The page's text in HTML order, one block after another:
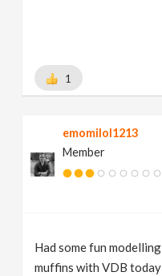
1
emomilol1213
Member
Had some fun modelling
muffins with VDB today